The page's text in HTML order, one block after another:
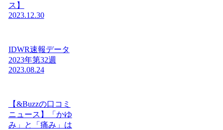
ス】
2023.12.30
IDWR速報データ
2023年第32週
2023.08.24
【&Buzzの口コミ
ニュース】「かゆ
み」と「痛み」は